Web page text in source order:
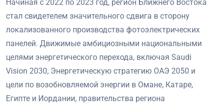
Начиная с 2022 по 2023 год, регион Ближнего Востока
стал свидетелем значительного сдвига в сторону
локализованного производства фотоэлектрических
панелей. Движимые амбициозными национальными
целями энергетического перехода, включая Saudi
Vision 2030, Энергетическую стратегию ОАЭ 2050 и
цели по возобновляемой энергии в Омане, Катаре,
Египте и Иордании, правительства региона